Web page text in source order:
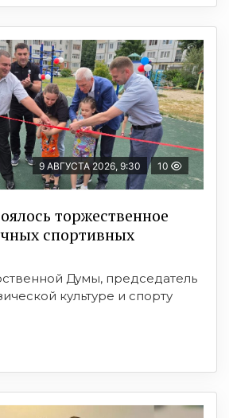
9 АВГУСТА 2026, 9:30 10
торжественное
спортивных
Думы, председатель
культуре и спорту